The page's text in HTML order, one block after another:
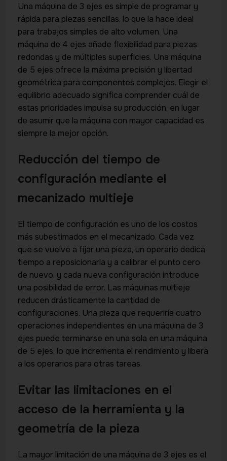
Una máquina de 3 ejes es simple de programar y
rápida para piezas sencillas, lo que la hace ideal
para trabajos simples de alto volumen. Una
máquina de 4 ejes añade flexibilidad para piezas
redondas y de múltiples superficies. Una máquina
de 5 ejes ofrece la máxima precisión y libertad
geométrica para componentes complejos. Elegir el
equilibrio adecuado significa comprender cuál de
estas prioridades impulsa su producción, en lugar
de asumir que la máquina con mayor capacidad es
siempre la mejor opción.
Reducción del tiempo de
configuración mediante el
mecanizado multieje
El tiempo de configuración es uno de los costos
más subestimados en el mecanizado. Cada vez
que se vuelve a fijar una pieza, un operario dedica
tiempo a reposicionarla y a calibrar el punto cero
de nuevo, y cada nueva configuración introduce
una posibilidad de error. Las máquinas multieje
reducen drásticamente la cantidad de
configuraciones. Una pieza que requeriría cuatro
operaciones independientes en una máquina de 3
ejes puede terminarse en una sola en una máquina
de 5 ejes, lo que incrementa el rendimiento y libera
a los operarios para otras tareas.
Evitar las limitaciones en el
acceso de la herramienta y la
geometría de la pieza
La mayor limitación de una máquina de 3 ejes es el